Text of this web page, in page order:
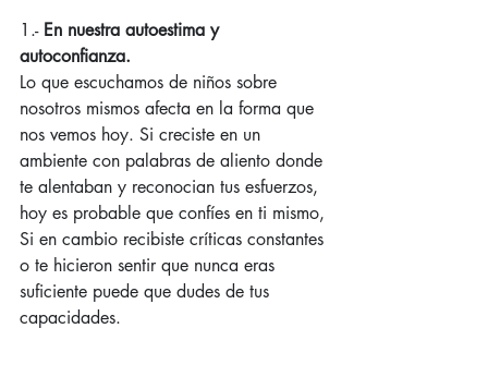
1.- En nuestra autoestima y
autoconfianza.
Lo que escuchamos de niños sobre
nosotros mismos afecta en la forma que
nos vemos hoy. Si creciste en un
ambiente con palabras de aliento donde
te alentaban y reconocian tus esfuerzos,
hoy es probable que confíes en ti mismo,
Si en cambio recibiste críticas constantes
o te hicieron sentir que nunca eras
suficiente puede que dudes de tus
capacidades.